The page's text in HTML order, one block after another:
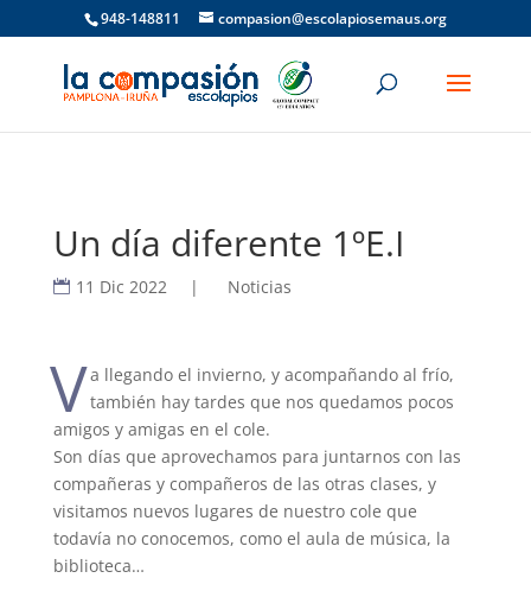
948-148811 compasion@escolapiosemaus.org
Un día diferente 1ºE.I
11 Dic 2022 | Noticias
Va llegando el invierno, y acompañando al frío,
también hay tardes que nos quedamos pocos
amigos y amigas en el cole.
Son días que aprovechamos para juntarnos con las
compañeras y compañeros de las otras clases, y
visitamos nuevos lugares de nuestro cole que
todavía no conocemos, como el aula de música, la
biblioteca…